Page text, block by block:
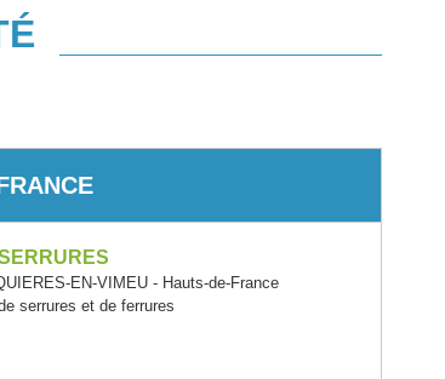
EN-VIMEU - Hauts-de-France
serrures et de ferrures